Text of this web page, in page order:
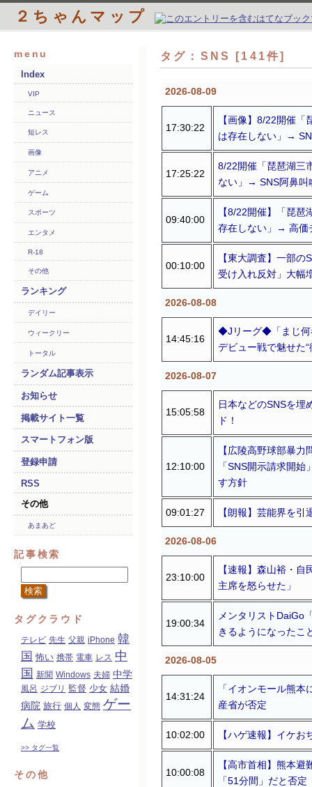
２ちゃんマップ
menu
Index
VIP
ニュース
短レス
画像
アニメ
ゲーム
スポーツ
エンタメ
R-18
その他
ランキング
デイリー
ウィークリー
トータル
ランダム記事表示
お知らせ
掲載サイト一覧
スマートフォン版
登録申請
RSS
その他
あまあど
記事検索
タグクラウド
テレビ 先生 父親 iPhone 韓
国 怖い 携帯 電車 レス 中
国 新聞 Windows 夫婦 中学
風呂 ジブリ 監督 少女 結婚
病院 旅行 個人 変態 ゲー
ム 学校
>> タグ一覧
その他
タグ：SNS [141件]
2026-08-09
17:30:22
【画像】8/22開催
は存在しない」→
17:25:22
8/22開催「琵琶湖三
ない」→ SNS阿鼻叫
09:40:00
【8/22開催】「琵
存在しない」→ 高価
00:10:00
【東大調査】一部
受け入れ反対」大幅
2026-08-08
14:45:16
◆Jリーグ◆「まじ何
デビュー戦で魅せた
2026-08-07
15:05:58
日本などのSNSを埋
ド！
12:10:00
【広陵高野球部暴
「SNS開示請求開
す方針
09:01:27 【朗報】芸能界を
2026-08-06
23:10:00
【速報】森山裕・
主席を怒らせた」
19:00:34
メンタリストDaiGo
きるようになったこ
2026-08-05
14:31:24
「イオンモール熊
産省が否定
10:02:00 【ハゲ速報】イケ
10:00:08
【高市首相】熊本
「51分間」だと否定